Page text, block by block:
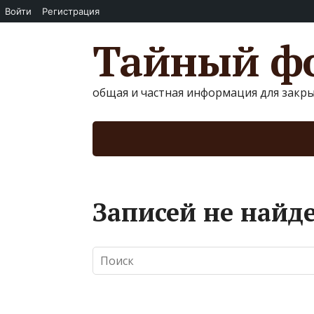
Войти Регистрация
Тайный
общая и частная информация для
Записей не